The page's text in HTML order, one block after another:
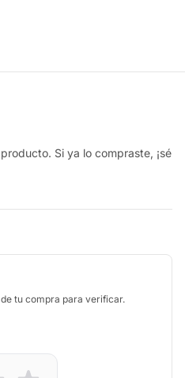
Si ya lo compraste, ¡sé
tu compra para verificar.